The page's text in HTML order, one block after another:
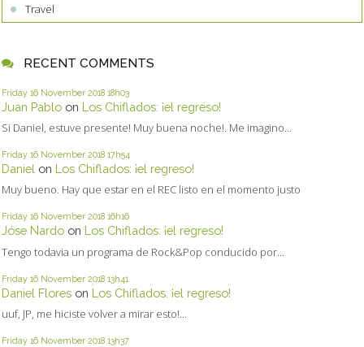
Travel
RECENT COMMENTS
Friday 16 November 2018 18h03
Juan Pablo on Los Chiflados: ¡el regreso!
Si Daniel, estuve presente! Muy buena noche!. Me imagino...
Friday 16 November 2018 17h54
Daniel on Los Chiflados: ¡el regreso!
Muy bueno. Hay que estar en el REC listo en el momento justo
Friday 16 November 2018 16h16
Jóse Nardo on Los Chiflados: ¡el regreso!
Tengo todavia un programa de Rock&Pop conducido por...
Friday 16 November 2018 13h41
Daniel Flores on Los Chiflados: ¡el regreso!
uuf, JP, me hiciste volver a mirar esto!...
Friday 16 November 2018 13h37